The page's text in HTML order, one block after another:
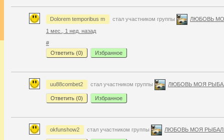
Dolorem temporibus m стал участником группы
ЛЮБОВЬ
1 мес., 1 нед. назад
#
Ответить (0) Избранное
uu88combet2 стал участником группы ЛЮБОВЬ МОЯ
Ответить (0) Избранное
okfunshow2 стал участником группы ЛЮБОВЬ МОЯ